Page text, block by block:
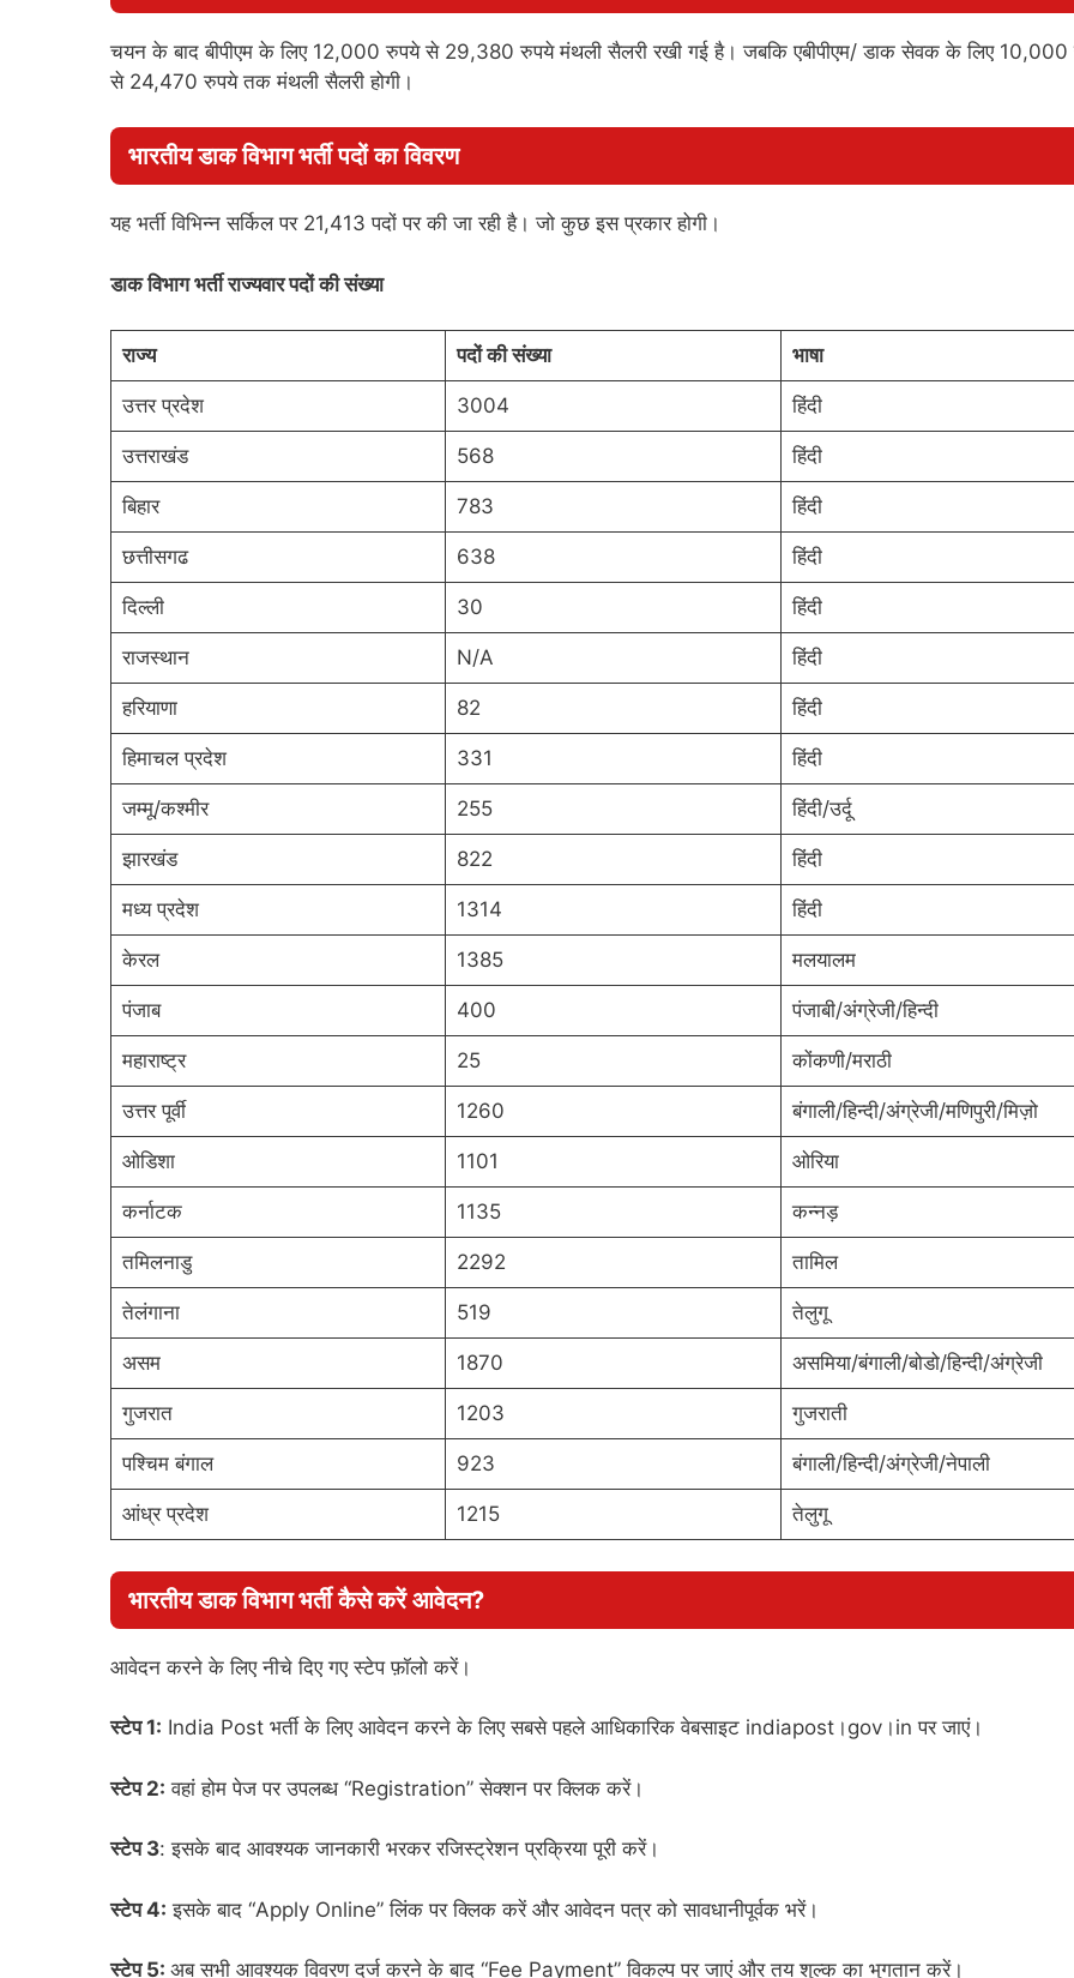
चयन के बाद बीपीएम के लिए 12,000 रुपये से 29,380 रुपये मंथली सैलरी रखी गई है। जबकि एबीपीएम/ डाक सेवक के लिए 10,000
से 24,470 रुपये तक मंथली सैलरी होगी।
भारतीय डाक विभाग भर्ती पदों का विवरण
यह भर्ती विभिन्न सर्किल पर 21,413 पदों पर की जा रही है। जो कुछ इस प्रकार होगी।
डाक विभाग भर्ती राज्यवार पदों की संख्या
राज्य पदों की संख्या भाषा
उत्तर प्रदेश 3004 हिंदी
उत्तराखंड 568 हिंदी
बिहार 783 हिंदी
छत्तीसगढ 638 हिंदी
दिल्ली 30 हिंदी
राजस्थान N/A हिंदी
हरियाणा 82 हिंदी
हिमाचल प्रदेश 331 हिंदी
जम्मू/कश्मीर 255 हिंदी/उर्दू
झारखंड 822 हिंदी
मध्य प्रदेश 1314 हिंदी
केरल 1385 मलयालम
पंजाब 400 पंजाबी/अंग्रेजी/हिन्दी
महाराष्ट्र 25 कोंकणी/मराठी
उत्तर पूर्वी 1260 बंगाली/हिन्दी/अंग्रेजी/मणिपुरी/मिज़ो
ओडिशा 1101 ओरिया
कर्नाटक 1135 कन्नड़
तमिलनाडु 2292 तामिल
तेलंगाना 519 तेलुगू
असम 1870 असमिया/बंगाली/बोडो/हिन्दी/अंग्रेजी
गुजरात 1203 गुजराती
पश्चिम बंगाल 923 बंगाली/हिन्दी/अंग्रेजी/नेपाली
आंध्र प्रदेश 1215 तेलुगू
भारतीय डाक विभाग भर्ती कैसे करें आवेदन?
आवेदन करने के लिए नीचे दिए गए स्टेप फ़ॉलो करें।
स्टेप 1: India Post भर्ती के लिए आवेदन करने के लिए सबसे पहले आधिकारिक वेबसाइट indiapost।gov।in पर जाएं।
स्टेप 2: वहां होम पेज पर उपलब्ध “Registration” सेक्शन पर क्लिक करें।
स्टेप 3: इसके बाद आवश्यक जानकारी भरकर रजिस्ट्रेशन प्रक्रिया पूरी करें।
स्टेप 4: इसके बाद “Apply Online” लिंक पर क्लिक करें और आवेदन पत्र को सावधानीपूर्वक भरें।
स्टेप 5: अब सभी आवश्यक विवरण दर्ज करने के बाद “Fee Payment” विकल्प पर जाएं और तय शुल्क का भुगतान करें।